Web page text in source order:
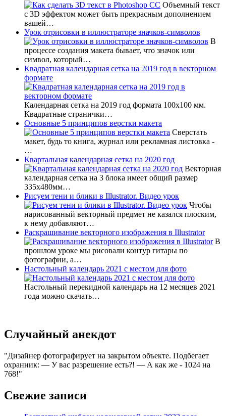
Объемный текст
с 3D эффектом может быть прекрасным дополнением
вашей…
Урок отрисовки в иллюстраторе значков-символов
В
процессе создания макета бывает, что значок или
символ, который…
Квадратная календарная сетка на 2019 год в векторном
формате
Календарная сетка на 2019 год формата 100х100 мм.
Квадратные странички…
Основные 5 принципов верстки макета
Сверстать
макет, будь то книга, журнал или рекламная листовка -
…
Квартальная календарная сетка на 2020 год
Векторная
календарная сетка на 3 блока имеет общий размер
335х480мм…
Рисуем тени и блики в Illustrator. Видео урок
Чтобы
нарисованный векторный предмет не казался плоским,
к нему добавляют…
Раскрашивание векторного изображения в Illustrator
В
прошлом уроке мы рисовали контур гитары по
фотографии, а…
Настольный календарь 2021 с местом для фото
Настольный перекидной календарь на 12 месяцев 2021
года можно скачать…
Случайный анекдот
Дизайнер фотографирует на закрытом объекте. Подбегает
охранник: — У вас разрешение есть?! — А как же - 1024 на
768!
Свежие записи